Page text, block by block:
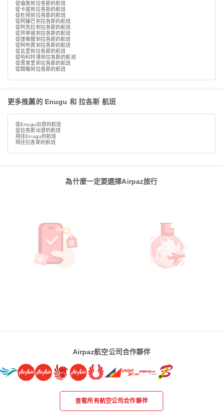
從倫敦到拉各斯的航班
從卡諾到拉各斯的航班
從杜拜到拉各斯的航班
從阿薩巴到拉各斯的航班
從阿克拉到拉各斯的航班
從貝寧城到拉各斯的航班
從達喀爾到拉各斯的航班
從阿布賈到拉各斯的航班
從瓦里到拉各斯的航班
從哈科特港到拉各斯的航班
從奧韋里到拉各斯的航班
從開羅到拉各斯的航班
更多推薦的 Enugu 和 拉各斯 航班
從Enugu出發的航班
從拉各斯出發的航班
飛往Enugu的航班
飛往拉各斯的航班
為什麼一定要選擇Airpaz旅行
Airpaz航空公司合作夥伴
查看所有航空公司合作夥伴